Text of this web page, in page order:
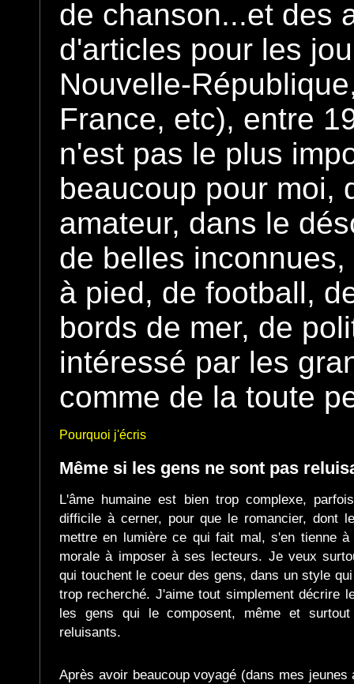
de chanson...et des
d'articles pour les
Nouvelle-
France, etc), entre
n'est pas le plus
beaucoup pour moi,
amateur, dans le
de belles
à pied, de football,
bords de mer, de
intéressé par les
comme de la toute
Pourquoi j'écris
Même si les gens ne sont pas
L'âme humaine est bien trop complexe,
difficile à cerner, pour que le romancier, dont
mettre en lumière ce qui fait mal, s'en tienne
morale à imposer à ses lecteurs. Je veux
qui touchent le coeur des gens, dans un style
trop recherché. J'aime tout simplement décrire
les gens qui le composent, même et
reluisants.
Après avoir beaucoup voyagé (dans mes jeunes